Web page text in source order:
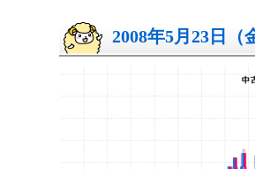
2008年5月23日（